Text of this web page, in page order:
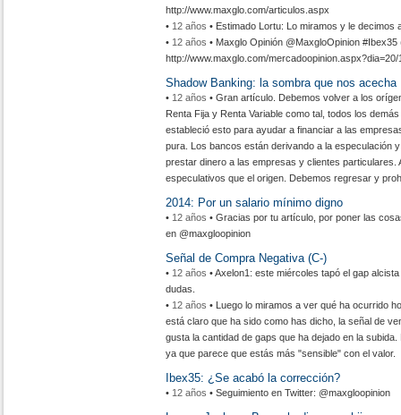
http://www.maxglo.com/articulos.aspx
• 12 años • Estimado Lortu: Lo miramos y le
• 12 años • Maxglo Opinión ‏@MaxgloOpinion #Ibex35 (#Ibex) ¿Trampa Alcista o no?, por ahora...
http://www.maxglo.com/mercadoopinion.aspx?dia=20/
Shadow Banking: la sombra que nos acecha
• 12 años • Gran artículo. Debemos volver a los
Renta Fija y Renta Variable como tal, todos los
estableció esto para ayudar a financiar a las
pura. Los bancos están derivando a la especulación
prestar dinero a las empresas y clientes particulares.
especulativos que el origen. Debemos regresar y
2014: Por un salario mínimo digno
• 12 años • Gracias por tu artículo, por poner las
en @maxgloopinion
Señal de Compra Negativa (C-)
• 12 años • Axelon1: este miércoles tapó el gap
dudas.
• 12 años • Luego lo miramos a ver qué ha ocurrido
está claro que ha sido como has dicho, la señal de
gusta la cantidad de gaps que ha dejado en la
ya que parece que estás más "sensible" con el valor.
Ibex35: ¿Se acabó la corrección?
• 12 años • Seguimiento en Twitter: @maxgloopinion